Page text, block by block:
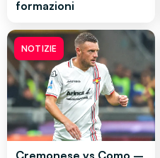
formazioni
NOTIZIE